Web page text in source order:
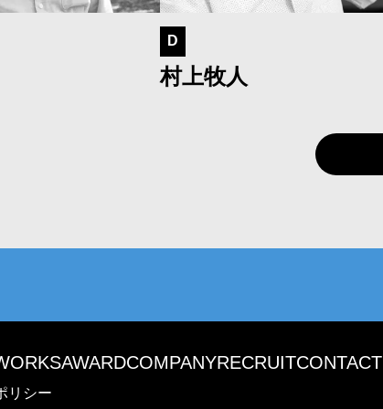
D
村上牧人
AWARDCOMPANYRECRUITCONTACT
リシー